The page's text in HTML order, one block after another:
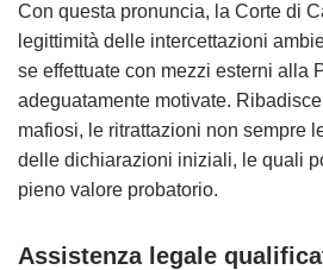
Con questa pronuncia, la Corte di
legittimità delle intercettazioni
se effettuate con mezzi esterni alla
adeguatamente motivate.
mafiosi, le ritrattazioni non sempre
delle dichiarazioni iniziali, le quali
pieno valore probatorio.
Assistenza legale